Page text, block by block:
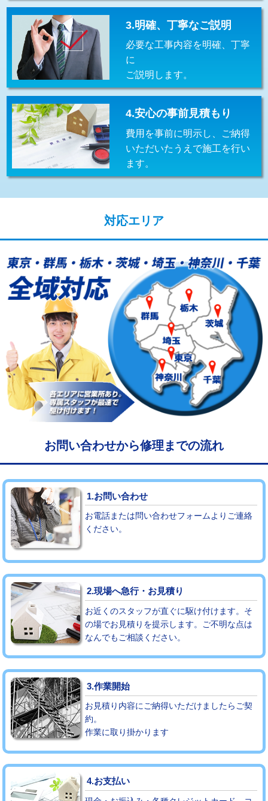
交換・取付（その他部品） 11,000円+材料費
持込商品取付（単水栓） 13,200円
持込商品取付（混合水栓） 16,500円
持込商品取付（浄水器・分岐水栓） 16,500円
給水管工事※（バンド止め)
給水管工事※（支持金具設置) 5,500円
給水管工事※（保温材使用（バンド止
5,500円
用/3ｍまで)
給水管工事※（塩ビ管（VP・HI）使
用（追加）/3ｍ超え)
+8,800円
給水管工事※（ライニング鋼管・銅
管・ポリ管・HT管使用/3ｍまで)
44,000円
給水管工事※（ライニング鋼管・銅
管・ポリ管・HT管使用/3ｍ超え)
+8,800円
マス交換（土の掘削・埋め戻し作業） 11,000円~
マス交換（深さ50㎝未満） 55,000円
マス交換（深さ50㎝以上） 66,000円
コンクリート斫り（厚さ10㎝まで） 27,500円
コンクリート斫り（厚さ10㎝超え）
モルタル補修（厚さ10㎝まで） 27,500円
モルタル補修（厚さ10㎝超え）
追加人工 16,500円
廃棄・処分 現場見積
※給水管工事は20mmまでの価格です。
3.明確、丁寧なご説明
必要な工事内容を明確、丁寧
に
ご説明します。
4.安心の事前見積もり
費用を事前に明示し、ご納得
いただいたうえで施工を行い
ます。
対応エリア
お問い合わせから修理までの流れ
1.お問い合わせ
お電話または問い合わせフォームよりご連絡
ください。
2.現場へ急行・お見積り
お近くのスタッフが直ぐに駆け付けます。そ
の場でお見積りを提示します。ご不明な点は
なんでもご相談ください。
3.作業開始
お見積り内容にご納得いただけましたらご契
約。
作業に取り掛かります
4.お支払い